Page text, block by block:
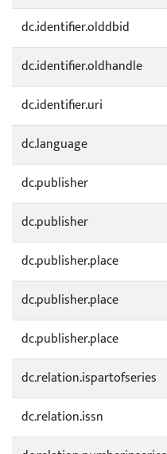
dc.identifier.olddbid
dc.identifier.oldhandle
dc.identifier.uri
dc.language
dc.publisher
dc.publisher
dc.publisher.place
dc.publisher.place
dc.publisher.place
dc.relation.ispartofseries
dc.relation.issn